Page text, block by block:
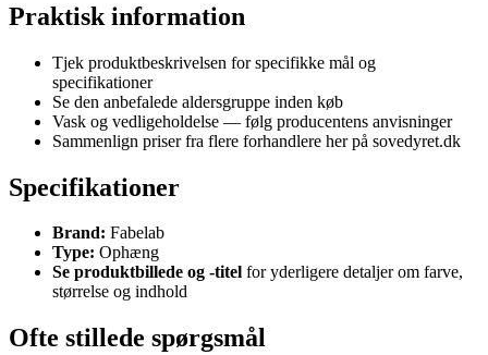
Praktisk information
Tjek produktbeskrivelsen for specifikke mål og
specifikationer
Se den anbefalede aldersgruppe inden køb
Vask og vedligeholdelse — følg producentens anvisninger
Sammenlign priser fra flere forhandlere her på sovedyret.dk
Specifikationer
Brand: Fabelab
Type: Ophæng
Se produktbillede og -titel for yderligere detaljer om farve,
størrelse og indhold
Ofte stillede spørgsmål